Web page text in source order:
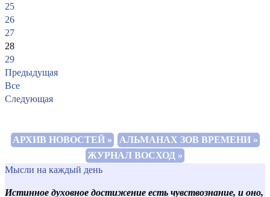
25
26
27
28
29
Предыдущая
Все
Следующая
АРХИВ НОВОСТЕЙ »
АЛЬМАНАХ ЗОВ ВРЕМЕНИ »
ЖУРНАЛ ВОСХОД »
Мысли на каждый день
Истинное духовное достижение есть чувствознание, и оно,